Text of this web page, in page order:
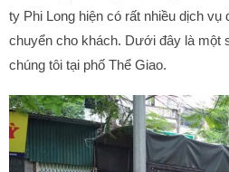
ty Phi Long hiện có rất nhiều dịch
chuyển cho khách. Dưới đây là một
chúng tôi tại phố Thể Giao.